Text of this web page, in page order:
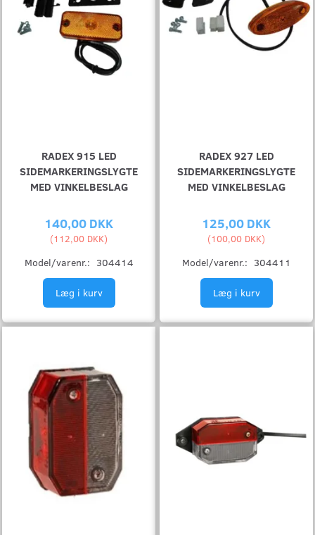
RADEX 915 LED
SIDEMARKERINGSLYGTE
MED VINKELBESLAG
140,00 DKK
(112,00 DKK)
Model/varenr.: 304414
Læg i kurv
RADEX 927 LED
SIDEMARKERINGSLYGTE
MED VINKELBESLAG
125,00 DKK
(100,00 DKK)
Model/varenr.: 304411
Læg i kurv